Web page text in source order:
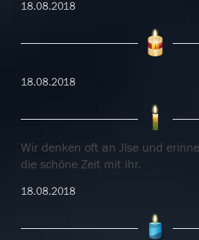
18.08.2018
18.08.2018
Wir denken oft an Jlse und
die schöne Zeit mit ihr.
18.08.2018